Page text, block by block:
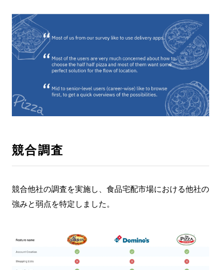
競合調査
競合他社の調査を実施し、食品宅配市場における他社の
強みと弱点を特定しました。